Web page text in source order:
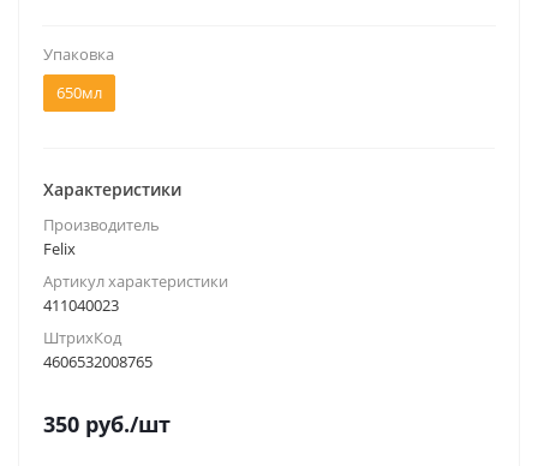
Упаковка
650мл
Характеристики
Производитель
Felix
Артикул характеристики
411040023
ШтрихКод
4606532008765
350 руб./шт